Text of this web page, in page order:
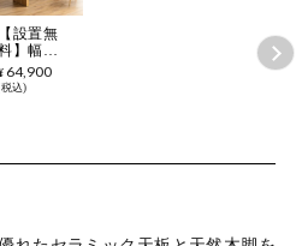
【設置無
】幅
ダイ
ングテー
き 長方形
ブル 和モダ
64,900
税込